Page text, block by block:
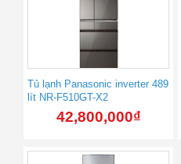
Tủ lạnh Panasonic inverter 489
lít NR-F510GT-X2
42,800,000₫